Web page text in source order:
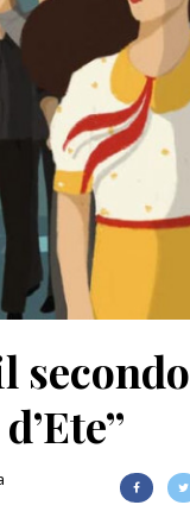
un’ombra:
Camilleri
2025